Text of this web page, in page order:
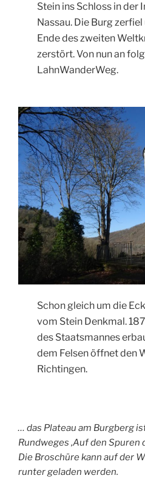
Stein ins Schloss in der
Nassau. Die Burg
Ende des zweiten
zerstört. Von nun an
LahnWanderWeg.
Schon gleich um die
vom Stein Denkmal.
des Staatsmannes
dem Felsen öffnet den
Richtingen.
… das Plateau am Burgberg
Rundweges ‚Auf den Spuren
Die Broschüre kann auf der
runter geladen werden.